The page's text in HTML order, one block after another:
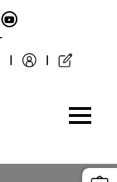
| |